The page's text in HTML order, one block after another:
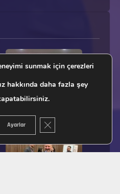
sunmak için çerezleri
hakkında daha fazla şey
Ayarlar GDPR ÇEREZ ŞERIDINI